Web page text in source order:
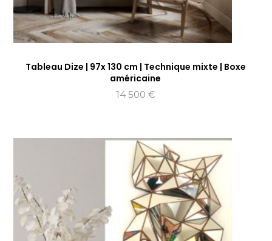
Tableau Dize | 97x 130 cm | Technique mixte | Boxe
américaine
14 500 €